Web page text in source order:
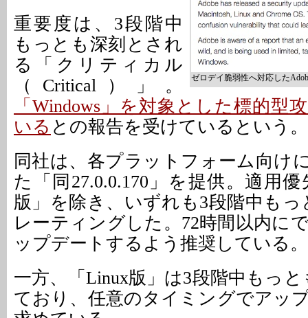
ゼロデイ脆弱性へ対応した
重要度は、3段階中
もっとも深刻とされ
る「クリティカル
（Critical）」。
「Windows」を対象とした標的型
いる との報告を受けているという。
同社は、各プラットフォーム向け
た「同27.0.0.170」を提供。適用
版」を除き、いずれも3段階中もっ
レーティングした。72時間以内に
ップデートするよう推奨している。
一方、「Linux版」は3段階中もっ
ており、任意のタイミングでアッ